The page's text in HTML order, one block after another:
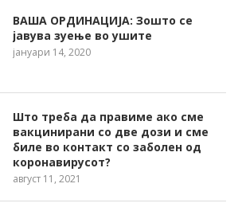
ВАША ОРДИНАЦИЈА: Зошто се
јавува зуење во ушите
јануари 14, 2020
Што треба да правиме ако сме
вакцинирани со две дози и сме
биле во контакт со заболен од
коронавирусот?
август 11, 2021